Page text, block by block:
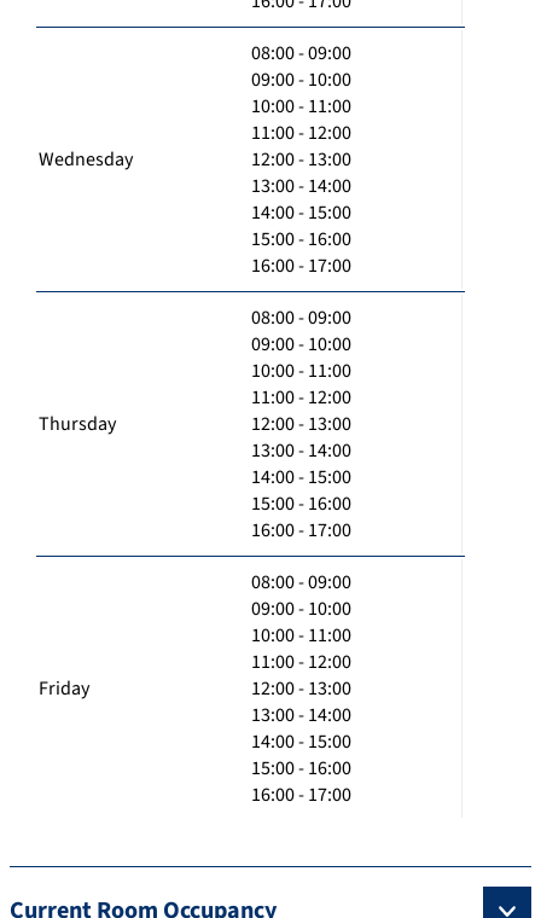
Wednesday
08:00 - 09:00
09:00 - 10:00
10:00 - 11:00
11:00 - 12:00
12:00 - 13:00
13:00 - 14:00
14:00 - 15:00
15:00 - 16:00
16:00 - 17:00
Thursday
08:00 - 09:00
09:00 - 10:00
10:00 - 11:00
11:00 - 12:00
12:00 - 13:00
13:00 - 14:00
14:00 - 15:00
15:00 - 16:00
16:00 - 17:00
Friday
08:00 - 09:00
09:00 - 10:00
10:00 - 11:00
11:00 - 12:00
12:00 - 13:00
13:00 - 14:00
14:00 - 15:00
15:00 - 16:00
16:00 - 17:00
Current Room Occupancy